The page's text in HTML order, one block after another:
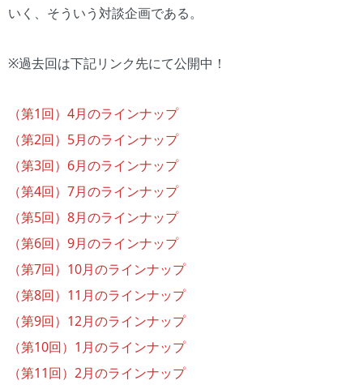
いく、そういう対談企画である。
※過去回は下記リンク先にて公開中！
（第1回）4月のラインナップ
（第2回）5月のラインナップ
（第3回）6月のラインナップ
（第4回）7月のラインナップ
（第5回）8月のラインナップ
（第6回）9月のラインナップ
（第7回）10月のラインナップ
（第8回）11月のラインナップ
（第9回）12月のラインナップ
（第10回）1月のラインナップ
（第11回）2月のラインナップ